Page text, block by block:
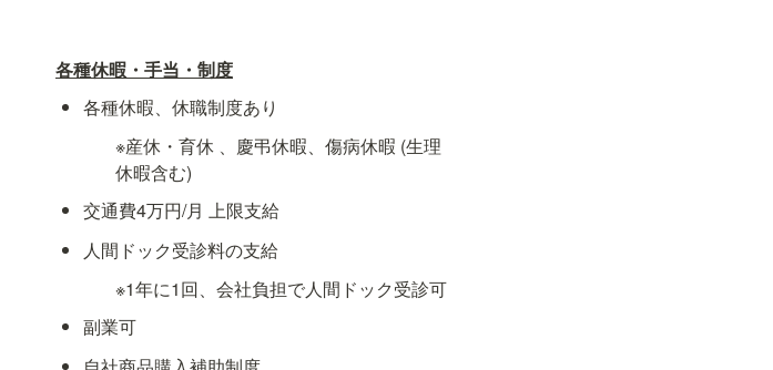
各種休暇・手当・制度
各種休暇、休職制度あり
※産休・育休 、慶弔休暇、傷病休暇 (生理
休暇含む)
交通費4万円/月 上限支給
人間ドック受診料の支給
※1年に1回、会社負担で人間ドック受診可
副業可